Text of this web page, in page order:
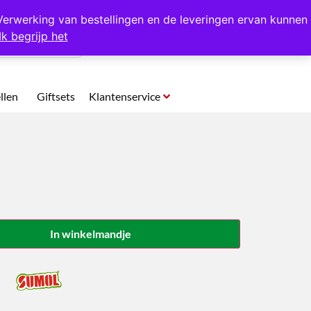
van bestellingen en de leveringen ervan kunnen
begrijp het
halen in Hansweert
Giftsets Klantenservice
In winkelmandje